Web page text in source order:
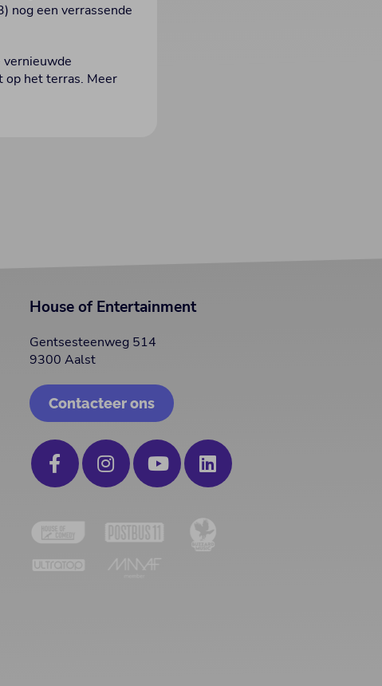
nog een verrassende
vernieuwde
op het terras. Meer
House of Entertainment
Gentsesteenweg 514
9300 Aalst
Contacteer ons